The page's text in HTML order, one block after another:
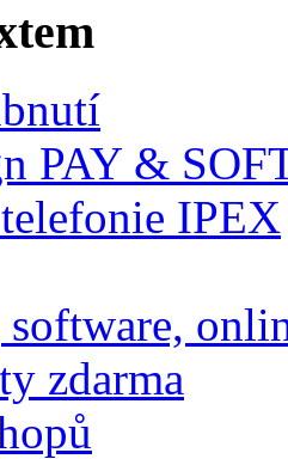
PAY &
IPEX
zdarma